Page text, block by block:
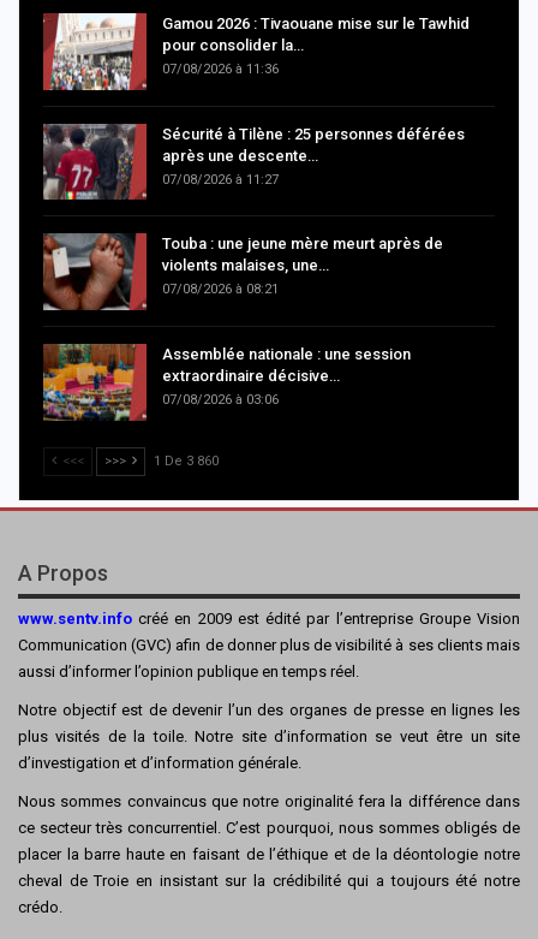
Gamou 2026 : Tivaouane mise sur le Tawhid
pour consolider la…
07/08/2026 à 11:36
Sécurité à Tilène : 25 personnes déférées
après une descente…
07/08/2026 à 11:27
Touba : une jeune mère meurt après de
violents malaises, une…
07/08/2026 à 08:21
Assemblée nationale : une session
extraordinaire décisive…
07/08/2026 à 03:06
<<< >>> 1 De 3 860
A Propos
www.sentv.info créé en 2009 est édité par l’entreprise Groupe Vision
Communication (GVC) afin de donner plus de visibilité à ses clients mais
aussi d’informer l’opinion publique en temps réel.
Notre objectif est de devenir l’un des organes de presse en lignes les
plus visités de la toile. Notre site d’information se veut être un site
d’investigation et d’information générale.
Nous sommes convaincus que notre originalité fera la différence dans
ce secteur très concurrentiel. C’est pourquoi, nous sommes obligés de
placer la barre haute en faisant de l’éthique et de la déontologie notre
cheval de Troie en insistant sur la crédibilité qui a toujours été notre
crédo.